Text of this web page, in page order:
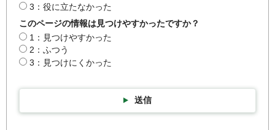
3：役に立たなかった
このページの情報は見つけやすかったですか？
1：見つけやすかった
2：ふつう
3：見つけにくかった
送信